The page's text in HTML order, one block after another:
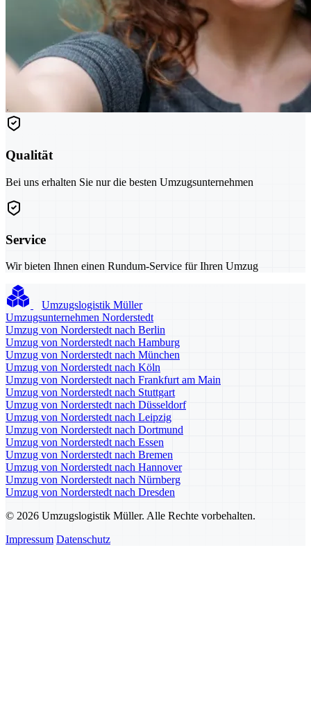
Qualität
Bei uns erhalten Sie nur die besten Umzugsunternehmen
Service
Wir bieten Ihnen einen Rundum-Service für Ihren Umzug
Umzugslogistik Müller
Umzugsunternehmen Norderstedt
Umzug von Norderstedt nach Berlin
Umzug von Norderstedt nach Hamburg
Umzug von Norderstedt nach München
Umzug von Norderstedt nach Köln
Umzug von Norderstedt nach Frankfurt am Main
Umzug von Norderstedt nach Stuttgart
Umzug von Norderstedt nach Düsseldorf
Umzug von Norderstedt nach Leipzig
Umzug von Norderstedt nach Dortmund
Umzug von Norderstedt nach Essen
Umzug von Norderstedt nach Bremen
Umzug von Norderstedt nach Hannover
Umzug von Norderstedt nach Nürnberg
Umzug von Norderstedt nach Dresden
© 2026 Umzugslogistik Müller. Alle Rechte vorbehalten.
Impressum Datenschutz